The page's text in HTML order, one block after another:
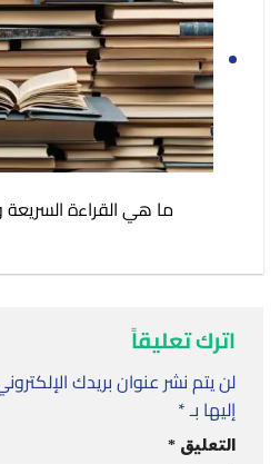
ما هي القراءة
اترك تعليقاً
لن يتم نشر عنوان بريدك
إليها بـ*
التعليق*